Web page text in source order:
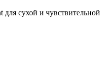
сухой и чувствительной